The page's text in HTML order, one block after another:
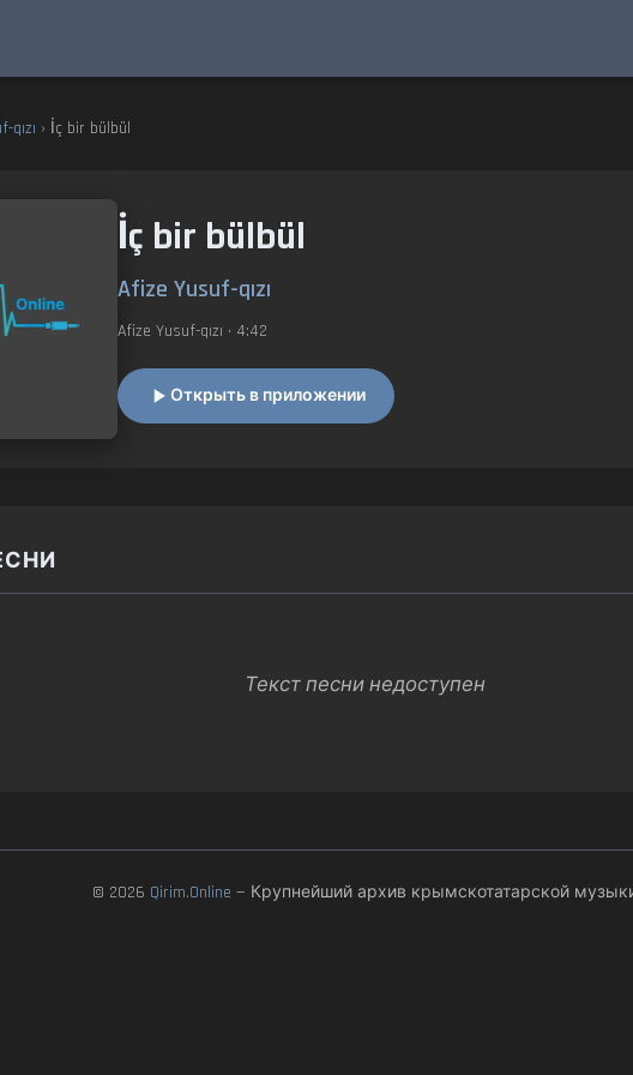
qızı › İç bir bülbül
İç bir bülbül
Afize Yusuf-qızı
Afize Yusuf-qızı • 4:42
Открыть в приложении
Текст песни недоступен
© 2026 Qirim.Online — Крупнейший архив крымскотатарской